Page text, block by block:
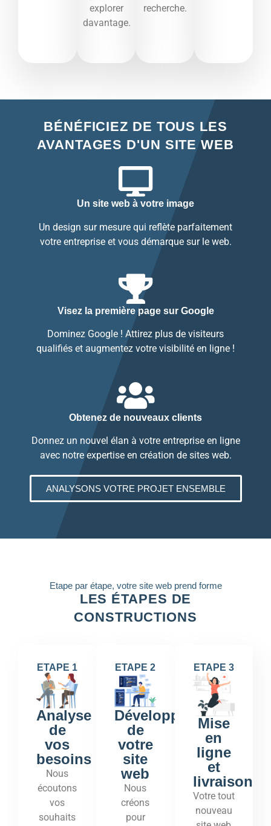
explorer
davantage.​
recherche.​
BÉNÉFICIEZ DE TOUS LES
AVANTAGES D'UN SITE WEB
Un site web à votre image
Un design sur mesure qui reflète parfaitement
votre entreprise et vous démarque sur le web.
Visez la première page sur Google
Dominez Google ! Attirez plus de visiteurs
qualifiés et augmentez votre visibilité en ligne !
Obtenez de nouveaux clients
Donnez un nouvel élan à votre entreprise en ligne
avec notre expertise en création de sites web.
ANALYSONS VOTRE PROJET ENSEMBLE
Etape par étape, votre site web prend forme
LES ÉTAPES DE
CONSTRUCTIONS
ETAPE 1
Analyse
de
vos
besoins
Nous
écoutons
vos
souhaits
ETAPE 2
Développement
de
votre
site
web
Nous
créons
pour
ETAPE 3
Mise
en
ligne
et
livraison
Votre tout
nouveau